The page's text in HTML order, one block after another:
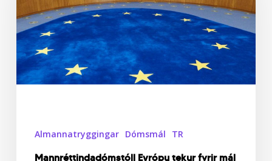
ÖBÍ
gegn
íslenska
ríkinu
Almannatryggingar Dómsmál TR
Mannréttindadómstóll Evrópu tekur fyrir mál